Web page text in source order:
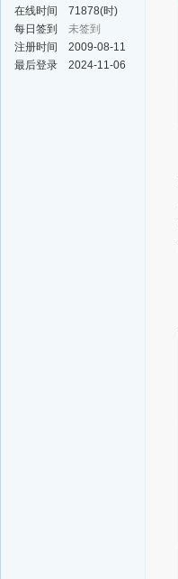
群
在线时间
71878(时)
每日签到
未签到
注册时间
2009-08-11
最后登录
2024-11-06